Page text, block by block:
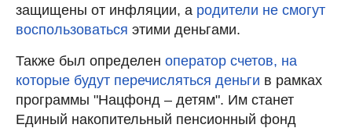
защищены от инфляции, а родители не смогут
воспользоваться этими деньгами.
Также был определен оператор счетов, на
которые будут перечисляться деньги в рамках
программы "Нацфонд – детям". Им станет
Единый накопительный пенсионный фонд